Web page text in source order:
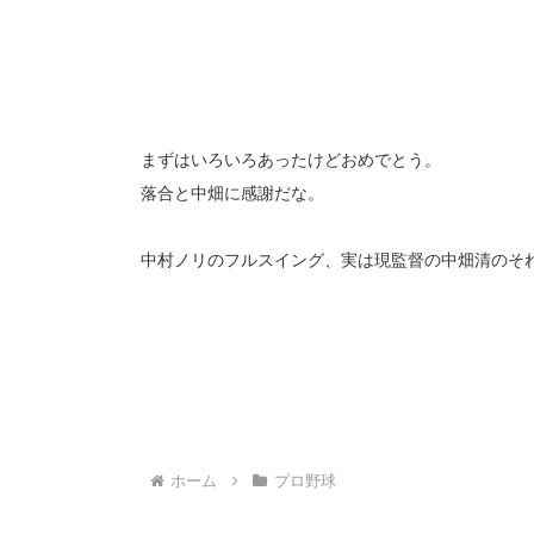
まずはいろいろあったけどおめでとう。
落合と中畑に感謝だな。
中村ノリのフルスイング、実は現監督の中畑清のそ
ホーム プロ野球